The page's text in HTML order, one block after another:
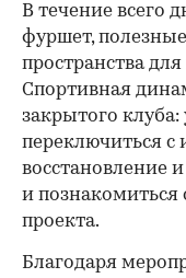
В течение всего
фуршет,
пространства
Спортивная
закрытого
переключиться с
восстановление
и
проекта.
Благодаря